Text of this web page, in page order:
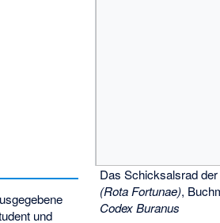
Das Schicksalsrad der
(Rota Fortunae),
Codex Buranus
und